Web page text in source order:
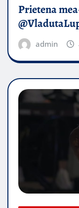
Prietena
admin